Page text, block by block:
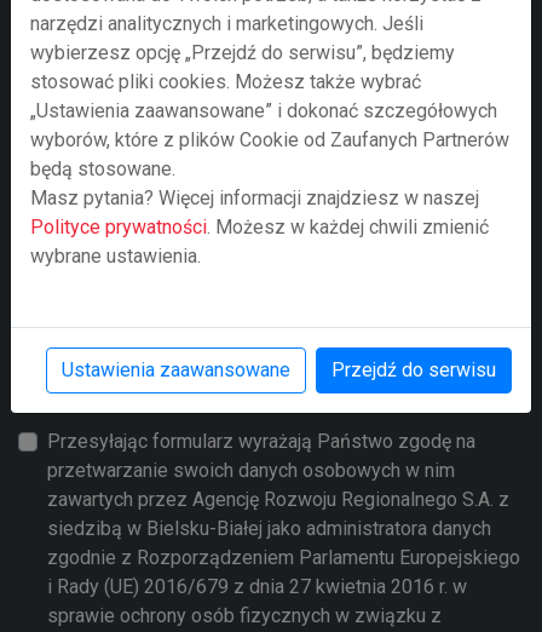
Treść zapytania
Prześlij zapytanie
Przesyłając formularz wyrażają Państwo zgodę na
przetwarzanie swoich danych osobowych w nim
zawartych przez Agencję Rozwoju Regionalnego S.A. z
siedzibą w Bielsku-Białej jako administratora danych
zgodnie z Rozporządzeniem Parlamentu Europejskiego
i Rady (UE) 2016/679 z dnia 27 kwietnia 2016 r. w
sprawie ochrony osób fizycznych w związku z
narzędzi analitycznych i marketingowych. Jeśli
wybierzesz opcję „Przejdź do serwisu”, będziemy
stosować pliki cookies. Możesz także wybrać
„Ustawienia zaawansowane” i dokonać szczegółowych
wyborów, które z plików Cookie od Zaufanych Partnerów
będą stosowane.
Masz pytania? Więcej informacji znajdziesz w naszej
Polityce prywatności . Możesz w każdej chwili zmienić
wybrane ustawienia.
Ustawienia zaawansowane Przejdź do serwisu